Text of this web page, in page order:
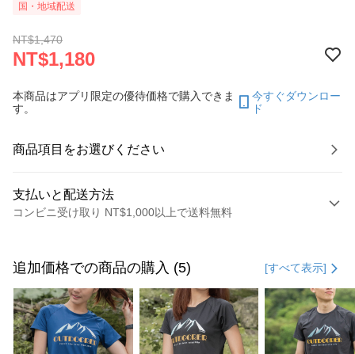
国・地域配送
NT$1,470
NT$1,180
本商品はアプリ限定の優待価格で購入できま
す。
今すぐダウンロー
ド
商品項目をお選びください
支払いと配送方法
コンビニ受け取り NT$1,000以上で送料無料
クレジットカード1回払い
クレジットカード分割払い
3回払い、金利0、毎回NT$393 21行の銀行
合作金庫商業銀行
第一商業銀行
6回払い、金利0、毎回NT$196 21行の銀行
追加価格での商品の購入 (5) [すべて表示]